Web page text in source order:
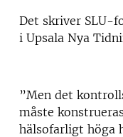
Det skriver SLU-
i Upsala Nya
”Men det
måste
hälsofarligt höga